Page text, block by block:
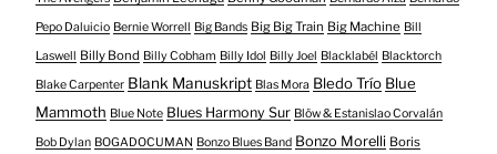
Pepo Daluicio Bernie Worrell Big Bands Big Big Train Big Machine Bill
Laswell Billy Bond Billy Cobham Billy Idol Billy Joel Blacklabél Blacktorch
Blake Carpenter Blank Manuskript Blas Mora Bledo Trío Blue
Mammoth Blue Note Blues Harmony Sur Blöw & Estanislao Corvalán
Bob Dylan BOGADOCUMAN Bonzo Blues Band Bonzo Morelli Boris